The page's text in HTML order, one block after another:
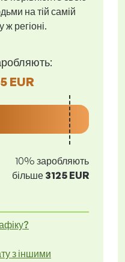
на тій самій
ж регіоні.
EUR
10% заробляють
більше 3125 EUR
з іншими